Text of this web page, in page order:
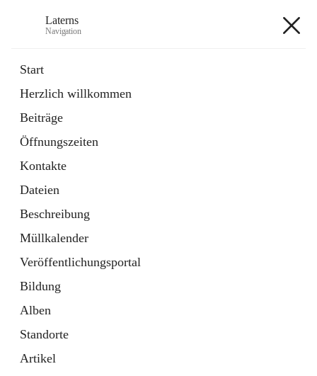
Laterns
Navigation
Start
Herzlich willkommen
Beiträge
Öffnungszeiten
Kontakte
Dateien
Beschreibung
Müllkalender
Veröffentlichungsportal
Bildung
Alben
Standorte
Artikel
11 Schnellzugriffe
Soziales
1 Schnellzugriff